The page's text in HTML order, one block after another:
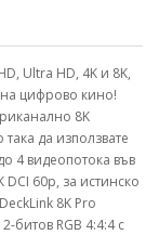
Ultra HD, 4K и 8K,
цифрово кино!
8K
да използвате
4 видеопотока във
60p, за истинско
8K Pro
битов RGB 4:4:4 с